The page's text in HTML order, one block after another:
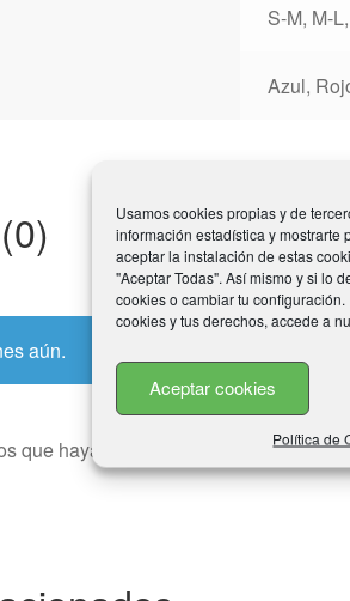
Usamos cookies propias y de
información estadística y mostrarte
aceptar la instalación de estas
"Aceptar Todas". Así mismo y si lo
cookies o cambiar tu
cookies y tus derechos, accede a
Aceptar cookies
Política de
S-M, M-
Azul,
aún.
que hayan comprado este producto